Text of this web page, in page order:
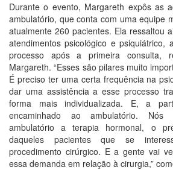
Durante o evento, Margareth expôs as
ambulatório, que conta com uma equipe
atualmente 260 pacientes. Ela ressaltou
atendimentos psicológico e psiquiátrico,
processo após a primeira consulta,
Margareth. “Esses são pilares muito
É preciso ter uma certa frequência na
dar uma assistência a esse processo
forma mais individualizada. E, a
encaminhado ao ambulatório.
ambulatório a terapia hormonal, o
daqueles pacientes que se
procedimento cirúrgico. E a gente vai
essa demanda em relação à cirurgia,”